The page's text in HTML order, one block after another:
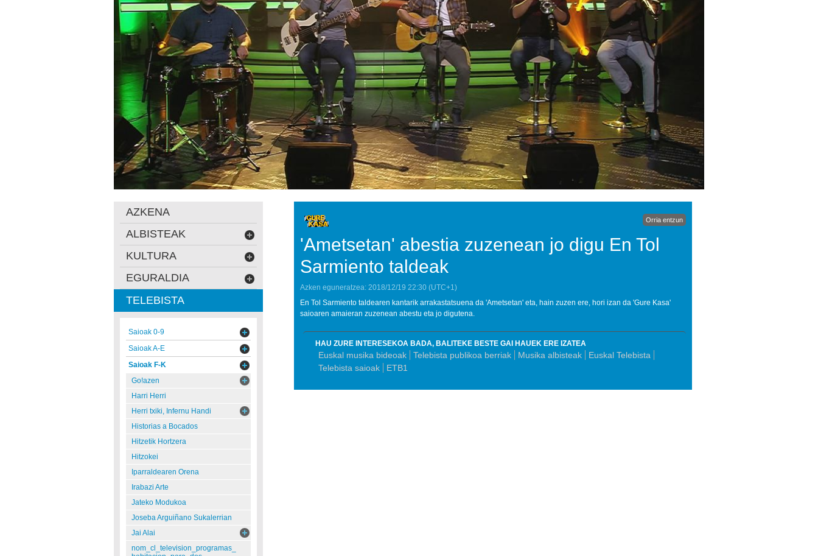
Orria entzun
'Ametsetan' abestia zuzenean jo digu En Tol
Sarmiento taldeak
Azken eguneratzea: 2018/12/19 22:30 (UTC+1)
En Tol Sarmiento taldearen kantarik arrakastatsuena da 'Ametsetan' eta, hain zuzen ere, hori izan da 'Gure Kasa'
saioaren amaieran zuzenean abestu eta jo digutena.
HAU ZURE INTERESEKOA BADA, BALITEKE BESTE GAI HAUEK ERE IZATEA
Euskal musika bideoak Telebista publikoa berriak Musika albisteak
Euskal Telebista
Telebista saioak
ETB1
AZKENA
ALBISTEAK
KULTURA
EGURALDIA
TELEBISTA
Saioak 0-9
Saioak A-E
Saioak F-K
Go!azen
Harri Herri
Herri txiki, Infernu Handi
Historias a Bocados
Hitzetik Hortzera
Hitzokei
Iparraldearen Orena
Irabazi Arte
Jateko Modukoa
Joseba Arguiñano Sukalerrian
Jai Alai
nom_cl_television_programas_